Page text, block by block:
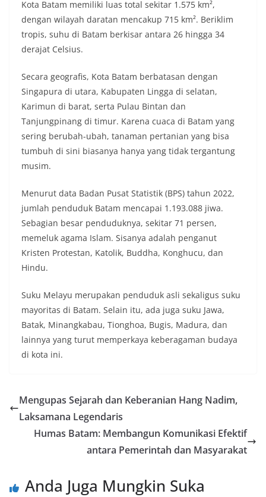
Kota Batam memiliki luas total sekitar 1.575 km²,
dengan wilayah daratan mencakup 715 km². Beriklim
tropis, suhu di Batam berkisar antara 26 hingga 34
derajat Celsius.
Secara geografis, Kota Batam berbatasan dengan
Singapura di utara, Kabupaten Lingga di selatan,
Karimun di barat, serta Pulau Bintan dan
Tanjungpinang di timur. Karena cuaca di Batam yang
sering berubah-ubah, tanaman pertanian yang bisa
tumbuh di sini biasanya hanya yang tidak tergantung
musim.
Menurut data Badan Pusat Statistik (BPS) tahun 2022,
jumlah penduduk Batam mencapai 1.193.088 jiwa.
Sebagian besar penduduknya, sekitar 71 persen,
memeluk agama Islam. Sisanya adalah penganut
Kristen Protestan, Katolik, Buddha, Konghucu, dan
Hindu.
Suku Melayu merupakan penduduk asli sekaligus suku
mayoritas di Batam. Selain itu, ada juga suku Jawa,
Batak, Minangkabau, Tionghoa, Bugis, Madura, dan
lainnya yang turut memperkaya keberagaman budaya
di kota ini.
Mengupas Sejarah dan Keberanian Hang Nadim,
Laksamana Legendaris
Humas Batam: Membangun Komunikasi Efektif
antara Pemerintah dan Masyarakat
Anda Juga Mungkin Suka